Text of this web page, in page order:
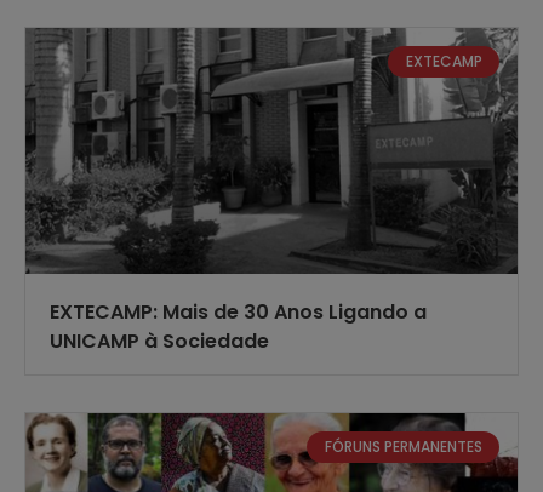
EXTECAMP
EXTECAMP: Mais de 30 Anos Ligando a
UNICAMP à Sociedade
FÓRUNS PERMANENTES